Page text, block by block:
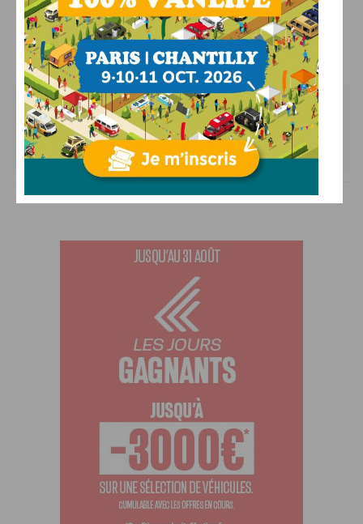
31/10/2025 PAR RÉGIS
Les commentaires sont fermés.